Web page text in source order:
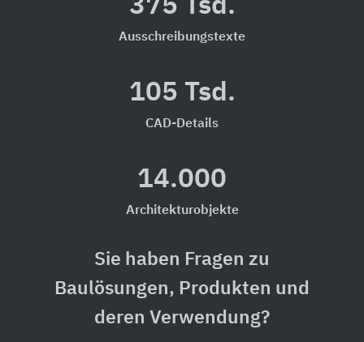
375 Tsd.
Ausschreibungstexte
105 Tsd.
CAD-Details
14.000
Architekturobjekte
Sie haben Fragen zu
Baulösungen, Produkten und
deren Verwendung?